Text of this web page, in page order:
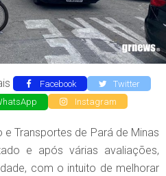
Facebook
Twitter
Instagram
Transportes de Pará de Minas
e após várias avaliações,
com o intuito de melhorar